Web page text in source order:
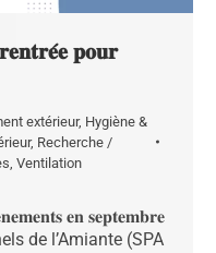
𝐩𝐨𝐮𝐫
extérieur, Hygiène &
, Recherche /
Ventilation
𝐞𝐧 𝐬𝐞𝐩𝐭𝐞𝐦𝐛𝐫𝐞
de l’Amiante (SPA